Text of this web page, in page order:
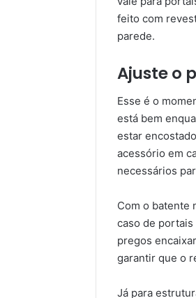
feito com
parede.
Ajuste o
Esse é o
está bem
estar
acessório em
necessários
Com o batente
caso de
pregos
garantir que o
Já para